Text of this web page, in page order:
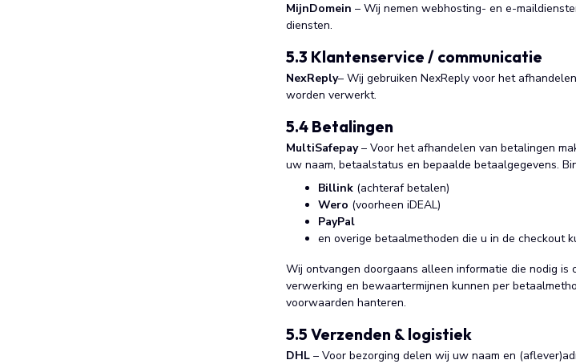
MijnDomein – Wij nemen webhosting- en e-
diensten.
5.3 Klantenservice / communicatie
NexReply– Wij gebruiken NexReply voor het
worden verwerkt.
5.4 Betalingen
MultiSafepay– Voor het afhandelen van betalingen
uw naam, betaalstatus en bepaalde betaalgegevens.
Billink (achteraf betalen)
Wero (voorheen iDEAL)
PayPal
en overige betaalmethoden die u in de checkout
Wij ontvangen doorgaans alleen informatie die nodig
verwerking en bewaartermijnen kunnen per
voorwaarden hanteren.
5.5 Verzenden & logistiek
DHL – Voor bezorging delen wij uw naam en